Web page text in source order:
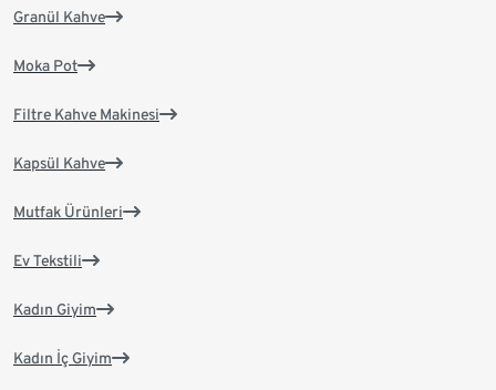
Granül Kahve
Moka Pot
Filtre Kahve Makinesi
Kapsül Kahve
Mutfak Ürünleri
Ev Tekstili
Kadın Giyim
Kadın İç Giyim